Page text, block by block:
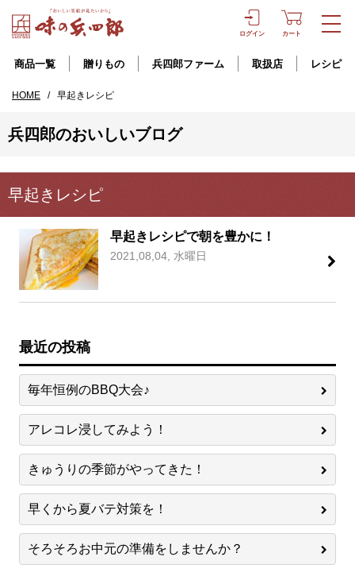
ログイン カート
商品一覧 贈りもの 兵四郎ファーム 取扱店 レシピ
HOME / 早起きレシピ
兵四郎のおいしいブログ
早起きレシピ
早起きレシピで朝を豊かに！
2021,08,04, 水曜日
最近の投稿
毎年恒例のBBQ大会♪
アレコレ浸してみよう！
きゅうりの季節がやってきた！
早くから夏バテ対策を！
そろそろお中元の準備をしませんか？